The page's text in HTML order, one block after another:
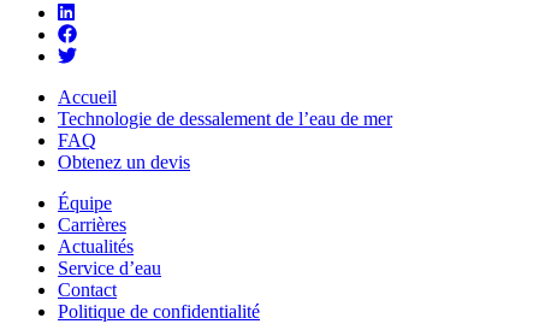
Accueil
Technologie de dessalement de l’eau de mer
FAQ
Obtenez un devis
Équipe
Carrières
Actualités
Service d’eau
Contact
Politique de confidentialité